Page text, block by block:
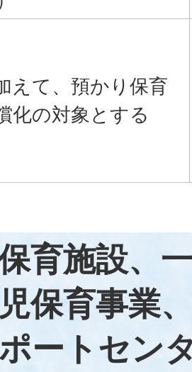
えて、預かり保育
化の対象とする
育施設、
保育事業
ートセン